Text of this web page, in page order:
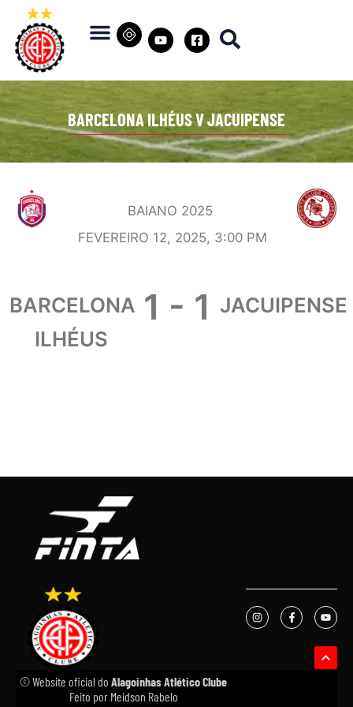
BARCELONA ILHÉUS V JACUIPENSE
BAIANO 2025
FEVEREIRO 12, 2025, 3:00 PM
BARCELONA
ILHÉUS
1 - 1 JACUIPENSE
© Website oficial do Alagoinhas Atlético Clube
Feito por Meidson Rabelo